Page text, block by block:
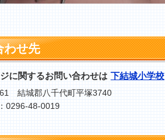
わせ先
に関するお問い合わせは 下結城小学校
結城郡八千代町平塚3740
0296-48-0019